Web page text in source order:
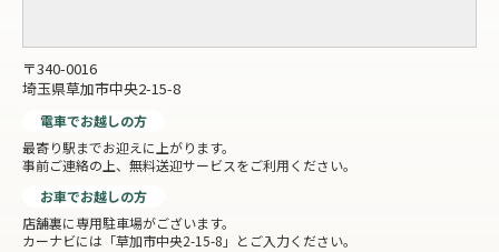
〒340-0016
埼玉県草加市中央2-15-8
電車でお越しの方
最寄り駅までお迎えに上がります。
事前ご連絡の上、無料送迎サービスをご利用ください。
お車でお越しの方
店舗裏に専用駐車場がございます。
カーナビには「草加市中央2-15-8」とご入力ください。